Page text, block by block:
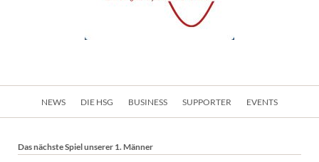
NEWS DIE HSG BUSINESS SUPPORTER EVENTS
Das nächste Spiel unserer 1. Männer